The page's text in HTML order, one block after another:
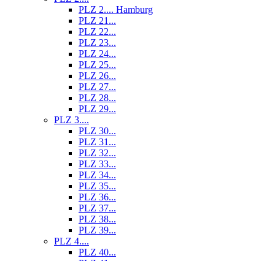
PLZ 2.... Hamburg
PLZ 21...
PLZ 22...
PLZ 23...
PLZ 24...
PLZ 25...
PLZ 26...
PLZ 27...
PLZ 28...
PLZ 29...
PLZ 3....
PLZ 30...
PLZ 31...
PLZ 32...
PLZ 33...
PLZ 34...
PLZ 35...
PLZ 36...
PLZ 37...
PLZ 38...
PLZ 39...
PLZ 4....
PLZ 40...